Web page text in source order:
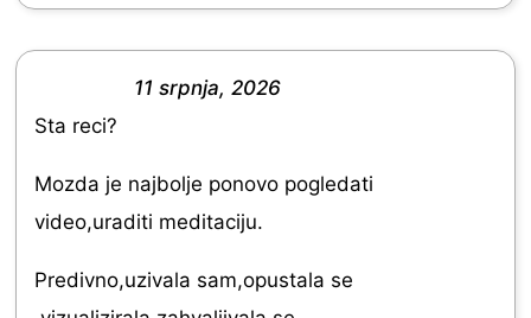
5
t
e
5
11 srpnja, 2026
Sta reci?
Mozda je najbolje ponovo pogledati
video,uraditi meditaciju.
Predivno,uzivala sam,opustala se